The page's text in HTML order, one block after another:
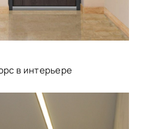
в интерьере